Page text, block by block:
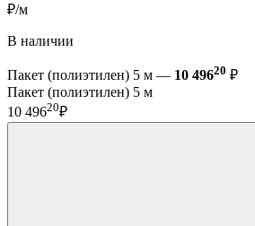
₽/м
В наличии
Пакет (полиэтилен) 5 м — 10 49620 ₽
Пакет (полиэтилен) 5 м
10 49620₽